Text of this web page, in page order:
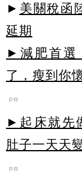
► 美關稅函
延期
►減肥首選
了，瘦到你
PR
►起床就先
肚子一天天
PR